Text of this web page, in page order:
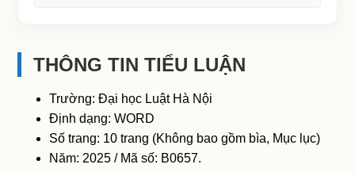
THÔNG TIN TIỂU LUẬN
Trường: Đại học Luật Hà Nội
Định dạng: WORD
Số trang: 10 trang (Không bao gồm bìa, Mục lục)
Năm: 2025 / Mã số: B0657.